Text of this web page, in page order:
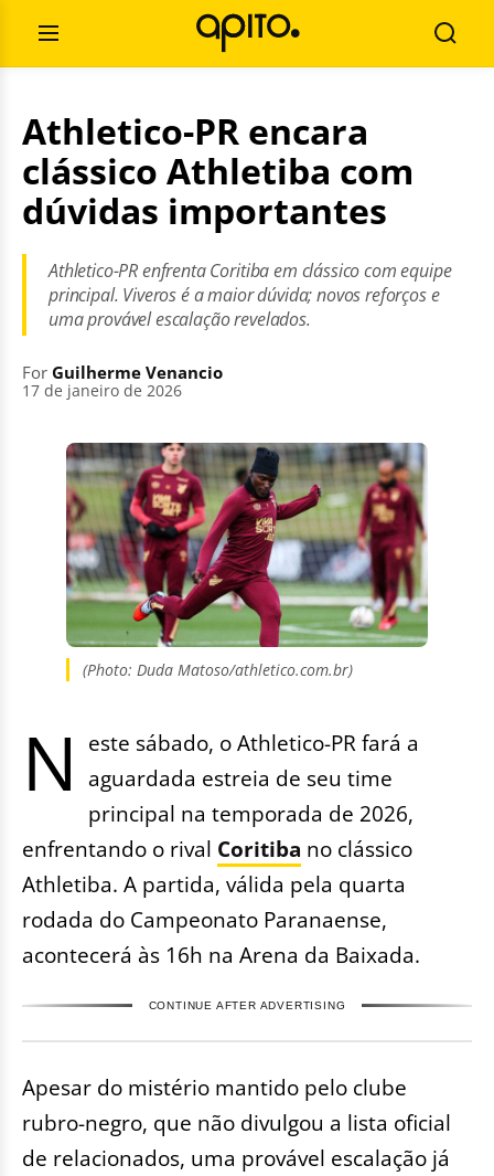
contentOpen
Menu
for:
Athletico-PR encara
clássico Athletiba com
dúvidas importantes
Athletico-PR enfrenta Coritiba em clássico com equipe
principal. Viveros é a maior dúvida; novos reforços e
uma provável escalação revelados.
For Guilherme Venancio
17 de janeiro de 2026
(Photo: Duda Matoso/athletico.com.br)
N
este sábado, o Athletico-PR fará a
aguardada estreia de seu time
principal na temporada de 2026,
enfrentando o rival Coritiba no clássico
Athletiba. A partida, válida pela quarta
rodada do Campeonato Paranaense,
acontecerá às 16h na Arena da Baixada.
CONTINUE AFTER ADVERTISING
Apesar do mistério mantido pelo clube
rubro-negro, que não divulgou a lista oficial
de relacionados, uma provável escalação já